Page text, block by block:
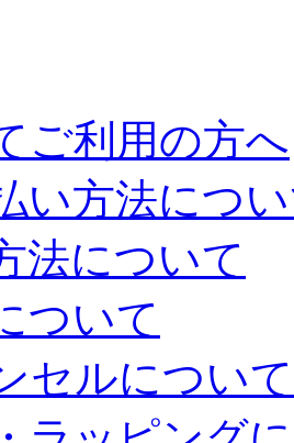
ご利用の方へ
い方法につ
法について
ついて
セルについて